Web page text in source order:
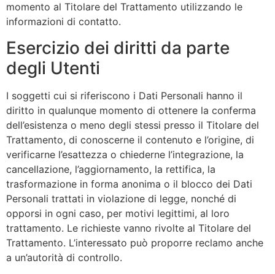
momento al Titolare del Trattamento utilizzando le
informazioni di contatto.
Esercizio dei diritti da parte
degli Utenti
I soggetti cui si riferiscono i Dati Personali hanno il
diritto in qualunque momento di ottenere la conferma
dell’esistenza o meno degli stessi presso il Titolare del
Trattamento, di conoscerne il contenuto e l’origine, di
verificarne l’esattezza o chiederne l’integrazione, la
cancellazione, l’aggiornamento, la rettifica, la
trasformazione in forma anonima o il blocco dei Dati
Personali trattati in violazione di legge, nonché di
opporsi in ogni caso, per motivi legittimi, al loro
trattamento. Le richieste vanno rivolte al Titolare del
Trattamento. L’interessato può proporre reclamo anche
a un’autorità di controllo.